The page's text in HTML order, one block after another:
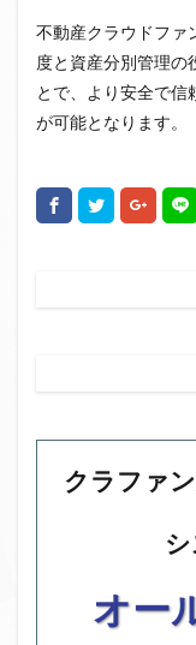
不動産クラウドファ
度と資産分別管理の
とで、より安全で信
が可能となります。
クラファ
オー